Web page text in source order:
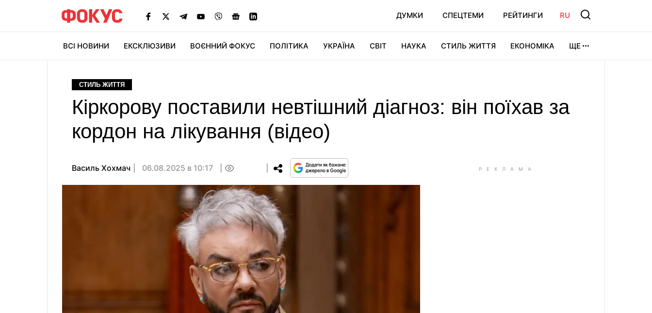
ДУМКИ СПЕЦТЕМИ РЕЙТИНГИ RU
ВСІ НОВИНИ ЕКСКЛЮЗИВИ ВОЄННИЙ ФОКУС ПОЛІТИКА УКРАЇНА СВІТ НАУКА СТИЛЬ ЖИТТЯ ЕКОНОМІКА ЩЕ
СТИЛЬ ЖИТТЯ
Кіркорову поставили невтішний діагноз: він поїхав за
кордон на лікування (відео)
Василь Хохмач 06.08.2025 в 10:17